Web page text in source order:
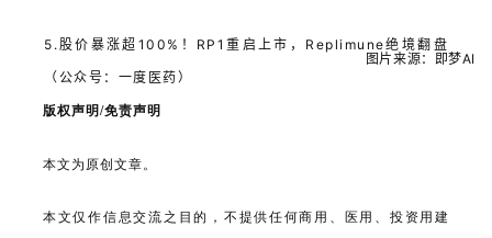
5.股价暴涨超100%！RP1重启上市，Replimune绝境翻盘
（公众号：一度医药）
图片来源：即梦AI
版权声明/免责声明
本文为原创文章。
本文仅作信息交流之目的，不提供任何商用、医用、投资用建